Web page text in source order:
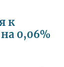
к
на 0,06%